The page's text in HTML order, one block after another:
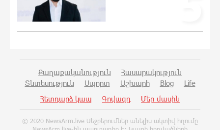
Քրեական վարույթի շրջանակում
Զելենսկին ու Վուչիչը քննարկել են
համագործակցությունն ընդլայնելու
հնարավորությունները
20:51:38 8-08-2026
Քաղաքականություն
Հասարակություն
Տնտեսություն
Սպորտ Աշխարհ Blog
Life
Հետդարձ կապ
Գովազդ Մեր մասին
© 2020 NewsArm.live Մեջբերումներ անելիս ակտիվ հղումը